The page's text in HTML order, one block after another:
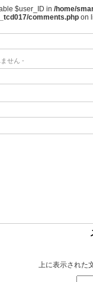
$user_ID in /home/
comments.php on
せん -
上に表示された